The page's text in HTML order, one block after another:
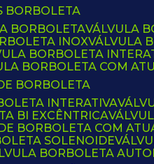
BORBOLETA
BORBOLETA VÁLVULA
INOX VÁLVULA
BORBOLETA
BORBOLETA COM
BORBOLETA
INTERATIVA
BI EXCÊNTRICA
DE BORBOLETA COM
SOLENOIDE
BORBOLETA